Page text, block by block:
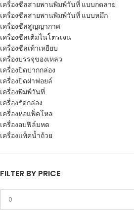
เครื่องซีลสายพานพิมพ์วันที่ แบบกดลาย
เครื่องซีลสายพานพิมพ์วันที่ แบบหมึก
เครื่องซีลสูญญากาศ
เครื่องซีลเติมไนโตรเจน
เครื่องซีลเท้าเหยียบ
เครื่องบรรจุของเหลว
เครื่องปิดปากกล่อง
เครื่องปิดฝาฟอยล์
เครื่องพิมพ์วันที่
เครื่องรัดกล่อง
เครื่องห่อแพ็คโหล
เครื่องอบฟิล์มหด
เครื่องแพ็คน้ำถ้วย
FILTER BY PRICE